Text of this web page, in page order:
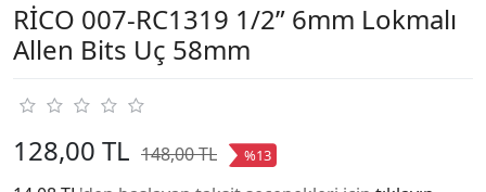
RİCO 007-RC1319 1/2” 6mm Lokmalı
Allen Bits Uç 58mm
128,00 TL 148,00 TL %13